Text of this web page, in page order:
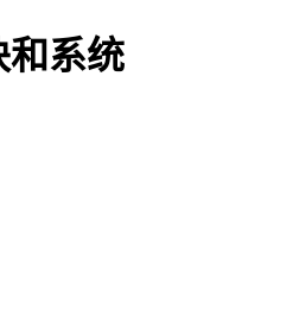
和系统